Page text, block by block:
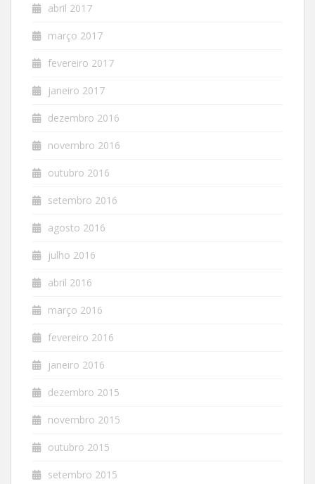
abril 2017
março 2017
fevereiro 2017
janeiro 2017
dezembro 2016
novembro 2016
outubro 2016
setembro 2016
agosto 2016
julho 2016
abril 2016
março 2016
fevereiro 2016
janeiro 2016
dezembro 2015
novembro 2015
outubro 2015
setembro 2015